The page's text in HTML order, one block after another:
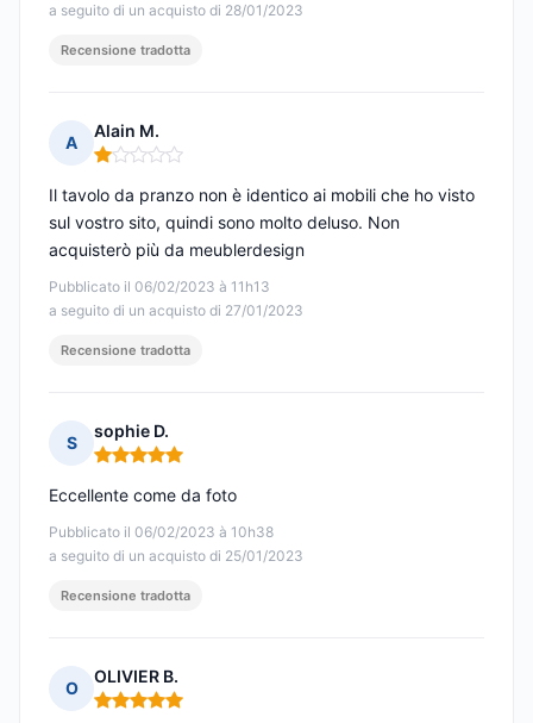
a seguito di un acquisto di 28/01/2023
Recensione tradotta
A
Alain M.
Nota: 1 su 5
Pubblicato il 06/02/2023 à 11h13
a seguito di un acquisto di 27/01/2023
Il tavolo da pranzo non è identico ai mobili che ho visto
sul vostro sito, quindi sono molto deluso. Non
acquisterò più da meublerdesign
Recensione tradotta
S
sophie D.
Nota: 5 su 5
Pubblicato il 06/02/2023 à 10h38
a seguito di un acquisto di 25/01/2023
Eccellente come da foto
Recensione tradotta
O
OLIVIER B.
Nota: 5 su 5